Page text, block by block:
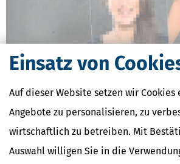
Einsatz von
Auf dieser Website setzen wir Cookies
Angebote zu personalisieren, zu
wirtschaftlich zu betreiben. Mit
Auswahl willigen Sie in die
Datenschutz: Schadensersatz, wenn
befürchtet wird
05.01.2024, 06:48 Uhr]Die Befürchtung
Schadensersatz auslösen. Es existiert hier